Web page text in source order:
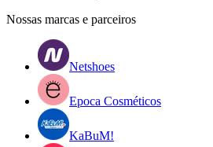
Nossas marcas e parceiros
Netshoes
Epoca Cosméticos
KaBuM!